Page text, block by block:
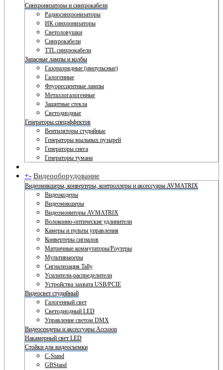
Синхронизаторы и синхрокабели
Радиосинхронизаторы
ИК синхронизаторы
Светоловушки
Синхрокабели
TTL синхрокабели
Запасные лампы и колбы
Газоразрядные (импульсные)
Галогенные
Флуоресцентные лампы
Металлогалогенные
Защитные стекла
Светодиодные
Генераторы спецэффектов
Вентиляторы студийные
Генераторы мыльных пузырей
Генераторы снега
Генераторы тумана
+- Видеооборудование
Видеомикшеры, конвертеры, контроллеры и аксессуары AVMATRIX
Видеокодеры
Видеомикшеры
Видеомониторы AVMATRIX
Волоконно-оптические удлинители
Камеры и пульты управления
Конвертеры сигналов
Матричные коммутаторы/Роутеры
Мультивьюеры
Сигнализация Tally
Усилители-распределители
Устройства захвата USB/PCIE
Видеосвет студийный
Галогенный свет
Светодиодный LED
Управление светом DMX
Видеосендеры и аксессуары Accsoon
Накамерный свет LED
Стойки для видеосъемки
C-Stand
GBStand